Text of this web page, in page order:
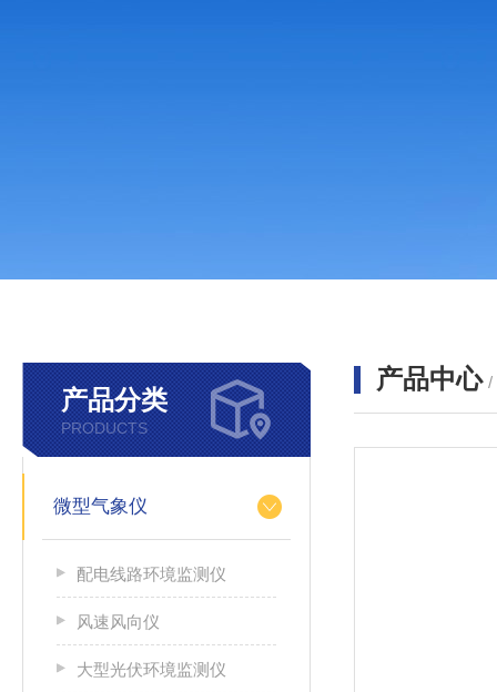
产品分类
PRODUCTS
微型气象仪
配电线路环境监测仪
风速风向仪
大型光伏环境监测仪
产品中心 /